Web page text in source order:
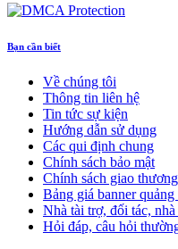
Bạn cần biết
Về chúng tôi
Thông tin liên hệ
Tin tức sự kiện
Hướng dẫn sử dụng
Các qui định chung
Chính sách bảo mật
Chính sách giao thương
Bảng giá banner quảng
Nhà tài trợ, đối tác,
Hỏi đáp, câu hỏi